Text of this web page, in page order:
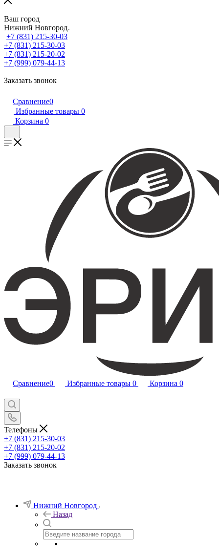
Ваш город
Нижний Новгород
+7 (831) 215-30-03
+7 (831) 215-30-03
+7 (831) 215-20-02
+7 (999) 079-44-13
Заказать звонок
Сравнение0
Избранные товары 0
Корзина 0
Сравнение0 Избранные товары 0 Корзина 0
Телефоны
+7 (831) 215-30-03
+7 (831) 215-20-02
+7 (999) 079-44-13
Заказать звонок
Нижний Новгород
Назад